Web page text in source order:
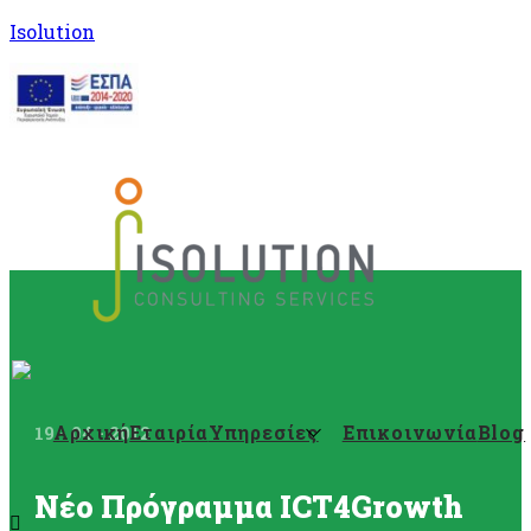
Isolution
ΑρχικήΕταιρίαΥπηρεσίες ΕπικοινωνίαBlog
19 - 04 - 2012
Νέο Πρόγραμμα ICT4Growth